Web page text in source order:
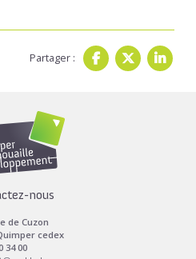
Partager :
nous
de Cuzon
cedex
34 00